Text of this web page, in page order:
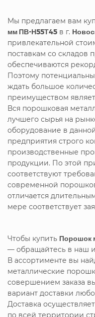
Мы предлагаем вам
мм ПВ-Н55Т45 в г.
привлекательной
поставкам со складов
обеспечиваются
Поэтому
ждать большое
преимуществом
Вся порошковая
лучшего сырья на
оборудование в
предприятия строго
производственные
продукции. По этой
соответствуют
современной
отличается
мере соответствует
Чтобы купить Порошок
— обращайтесь в наш
В ассортименте вы
металлические
совершением заказа
вариант доставки
Доставка
по всей территории